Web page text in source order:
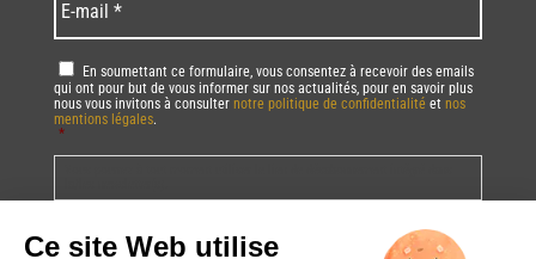
mail *
RGPD *
En soumettant ce formulaire, vous consentez à recevoir des emails
qui ont pour but de vous informer sur nos actualités, pour en savoir plus
nous vous invitons à consulter notre politique de confidentialité et nos
mentions légales.
*
CAPTCHA